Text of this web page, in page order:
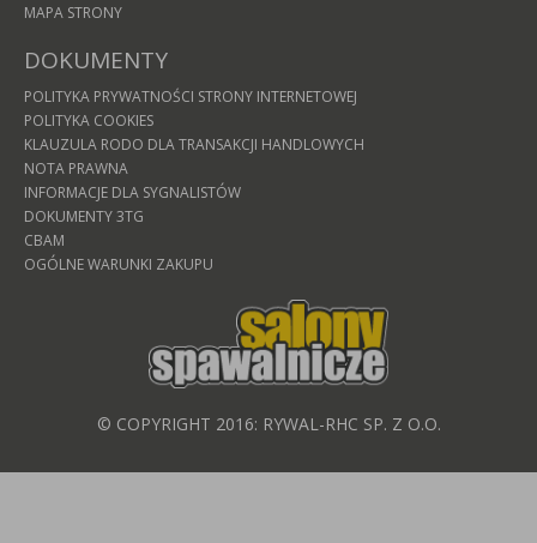
MAPA STRONY
DOKUMENTY
POLITYKA PRYWATNOŚCI STRONY INTERNETOWEJ
POLITYKA COOKIES
KLAUZULA RODO DLA TRANSAKCJI HANDLOWYCH
NOTA PRAWNA
INFORMACJE DLA SYGNALISTÓW
DOKUMENTY 3TG
CBAM
OGÓLNE WARUNKI ZAKUPU
© COPYRIGHT 2016: RYWAL-RHC SP. Z O.O.